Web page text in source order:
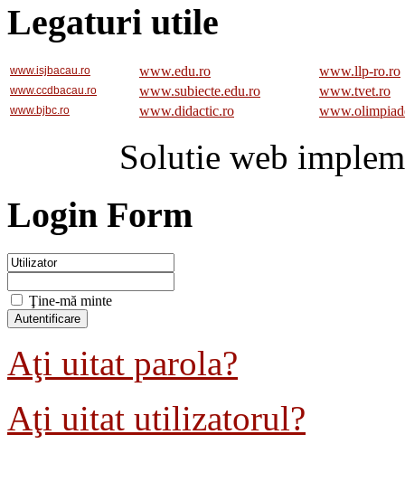
Legaturi utile
www.isjbacau.ro www.edu.ro www.llp-ro.ro
www.ccdbacau.ro www.subiecte.edu.ro www.tvet.ro
www.bjbc.ro www.didactic.ro
Solutie web
Login Form
Ţine-mă minte
Aţi uitat parola?
Aţi uitat utilizatorul?